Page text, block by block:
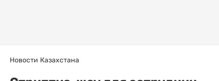
Новости Казахстана